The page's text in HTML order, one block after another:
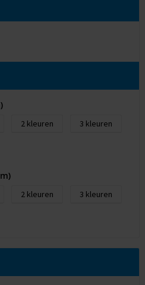
2
3
2
3